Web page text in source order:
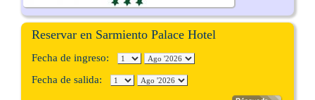
Reservar en Sarmiento Palace Hotel
Fecha de ingreso:
Fecha de salida: